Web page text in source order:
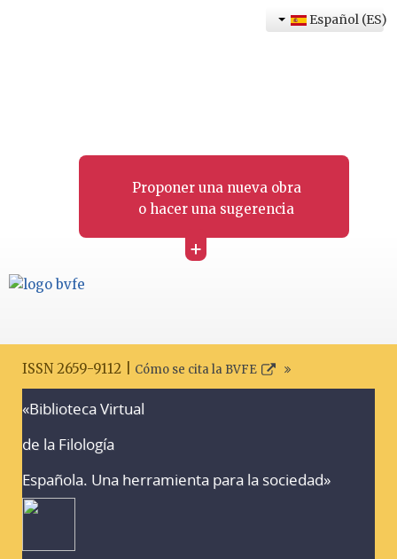
Proponer una nueva obra
o hacer una sugerencia
+
Español (ES)
ISSN 2659-9112 | Cómo se cita la BVFE
«Biblioteca Virtual
de la Filología
Española. Una herramienta para la sociedad»